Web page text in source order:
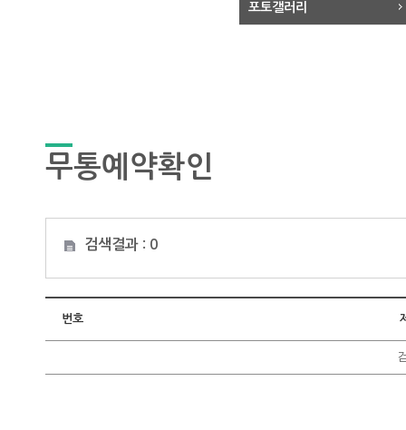
포토갤러리
무통예약확인
검색결과 : 0
번호